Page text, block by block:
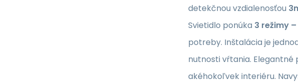
detekčnou vzdialenosťou
Svietidlo ponúka 3 režimy –
potreby. Inštalácia je
nutnosti vŕtania.
akéhokoľvek interiéru.